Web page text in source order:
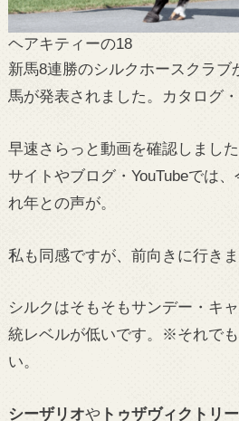
ヘアキティーの18
新馬8連勝のシルクホースクラブ
馬が発表されました。カタログ・
早速さらっと動画を確認しまし
サイトやブログ・YouTubeでは
れ年との声が。
私も同感ですが、前向きに行きま
シルクはそもそもサンデー・キ
統レベルが低いです。※それで
い。
シーザリオや トゥザヴィクトリー